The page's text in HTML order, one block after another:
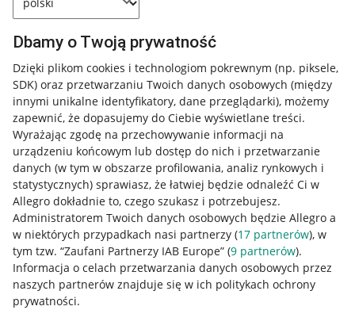
Dbamy o Twoją prywatność
Dzięki plikom cookies i technologiom pokrewnym (np. piksele,
SDK) oraz przetwarzaniu Twoich danych osobowych (między
innymi unikalne identyfikatory, dane przeglądarki), możemy
zapewnić, że dopasujemy do Ciebie wyświetlane treści.
Wyrażając zgodę na przechowywanie informacji na
urządzeniu końcowym lub dostęp do nich i przetwarzanie
danych (w tym w obszarze profilowania, analiz rynkowych i
statystycznych) sprawiasz, że łatwiej będzie odnaleźć Ci w
Allegro dokładnie to, czego szukasz i potrzebujesz.
Administratorem Twoich danych osobowych będzie Allegro a
w niektórych przypadkach nasi partnerzy (17 partnerów), w
tym tzw. “Zaufani Partnerzy IAB Europe” (9 partnerów).
Informacja o celach przetwarzania danych osobowych przez
naszych partnerów znajduje się w ich politykach ochrony
prywatności.
Przydatne informacje
Jak to działa
Napisz do nas
Allegro Gadane dla sprzedających